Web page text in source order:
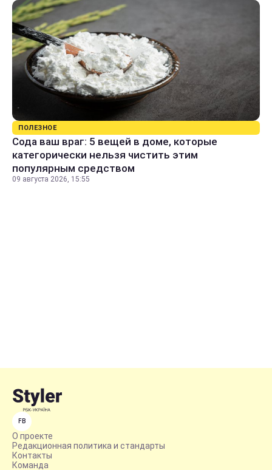
ПОЛЕЗНОЕ
Сода ваш враг: 5 вещей в доме, которые
категорически нельзя чистить этим
популярным средством
09 августа 2026, 15:55
FB
О проекте
Редакционная политика и стандарты
Контакты
Команда